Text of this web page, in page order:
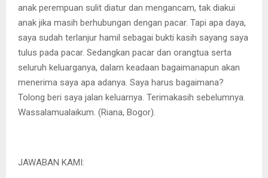
anak perempuan sulit diatur dan mengancam, tak diakui
anak jika masih berhubungan dengan pacar. Tapi apa daya,
saya sudah terlanjur hamil sebagai bukti kasih sayang saya
tulus pada pacar. Sedangkan pacar dan orangtua serta
seluruh keluarganya, dalam keadaan bagaimanapun akan
menerima saya apa adanya. Saya harus bagaimana?
Tolong beri saya jalan keluarnya. Terimakasih sebelumnya.
Wassalamualaikum. (Riana, Bogor).
JAWABAN KAMI: